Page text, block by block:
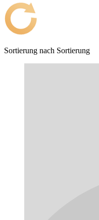
Sortierung nach Sortierung